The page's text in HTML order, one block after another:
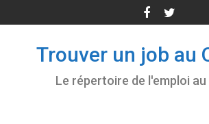
to
Trouver un job au
Le répertoire de l'emploi au